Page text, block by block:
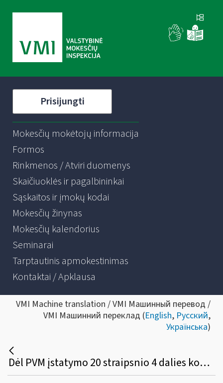
Prisijungti
Mokesčių mokėtojų informacija
Formos
Rinkmenos / Atviri duomenys
Skaičiuoklės ir pagalbininkai
Sąskaitos ir įmokų kodai
Mokesčių žinynas
Mokesčių kalendorius
Seminarai
Tarptautinis apmokestinimas
Kontaktai / Apklausa
VMI Machine translation / VMI Машинный перевод /
VMI Машинний переклад (English, Русский,
Українська)
Dėl PVM įstatymo 20 straipsnio 4 dalies komentaro įsigaliojimo